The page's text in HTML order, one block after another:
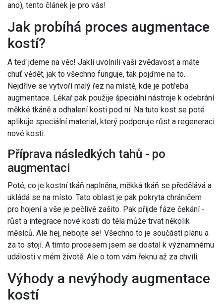
ano), tento článek je pro vás!
Jak probíhá proces augmentace
kostí?
A teď jdeme na věc! Jakli uvolnili vaši zvědavost a máte
chuť vědět, jak to všechno funguje, tak pojďme na to.
Nejdříve se vytvoří malý řez na místě, kde je potřeba
augmentace. Lékař pak použije špeciální nástroje k odebrání
měkké tkáně a odhalení kosti pod ní. Na tuto kost se poté
aplikuje speciální materiał, který podporuje růst a regeneraci
nové kosti.
Příprava následkých tahů - po
augmentaci
Poté, co je kostní tkáň naplněna, měkká tkáň se předělává a
ukládá se na místo. Tato oblast je pak pokryta chráničem
pro hojení a vše je pečlivě zašito. Pak přijde fáze čekání -
růst a integrace nové kosti do těla může trvat několik
měsíců. Ale hej, nebojte se! Všechno to je součástí plánu a
za to stojí. A tímto procesem jsem se dostal k významnému
události v mém životě. Ale o tom vám řeknu až za chvíli.
Výhody a nevýhody augmentace
kostí